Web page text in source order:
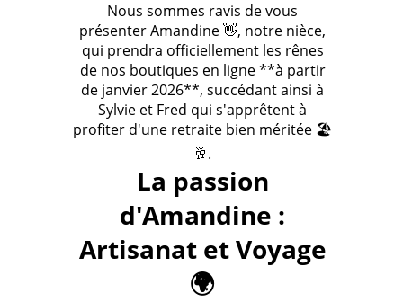
Nous sommes ravis de vous
présenter Amandine 👋, notre nièce,
qui prendra officiellement les rênes
de nos boutiques en ligne **à partir
de janvier 2026**, succédant ainsi à
Sylvie et Fred qui s'apprêtent à
profiter d'une retraite bien méritée 🏖️
🥂.
La passion
d'Amandine :
Artisanat et Voyage
🌍